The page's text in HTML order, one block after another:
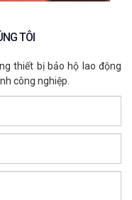
TÔI
thiết bị bảo hộ lao động
công nghiệp.